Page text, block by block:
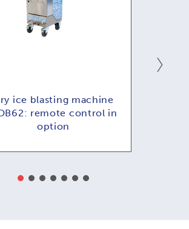
ice blasting machine
remote control in
option